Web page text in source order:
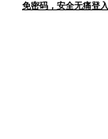
免密码，安全无痛登入